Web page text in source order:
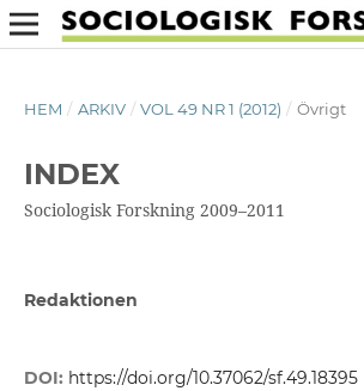
HEM / ARKIV / VOL 49 NR 1 (2012) / Övrigt
INDEX
Sociologisk Forskning 2009–2011
Redaktionen
DOI: https://doi.org/10.37062/sf.49.18395